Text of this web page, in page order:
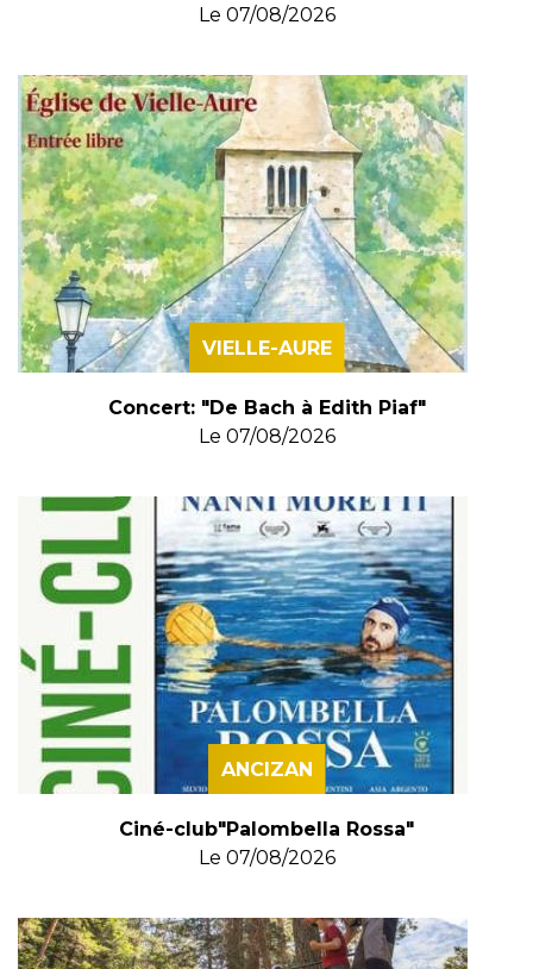
Le 07/08/2026
VIELLE-AURE
Concert: "De Bach à Edith Piaf"
Le 07/08/2026
ANCIZAN
Ciné-club"Palombella Rossa"
Le 07/08/2026